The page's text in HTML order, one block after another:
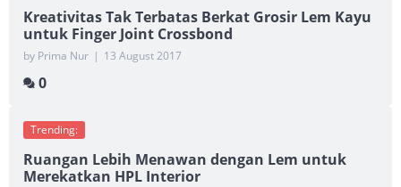
Kreativitas Tak Terbatas Berkat Grosir Lem Kayu
untuk Finger Joint Crossbond
by Prima Nur | 13 August 2017
0
Trending:
Ruangan Lebih Menawan dengan Lem untuk
Merekatkan HPL Interior